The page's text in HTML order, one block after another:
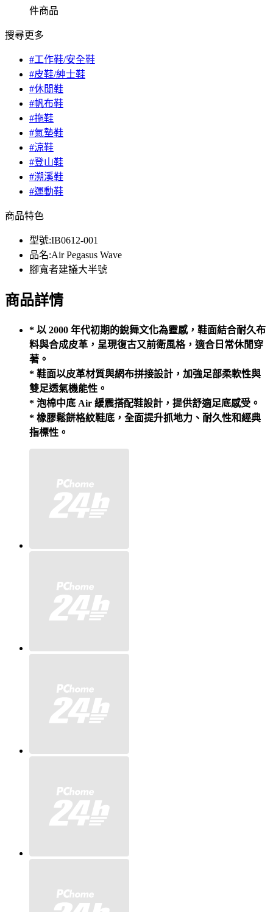
件商品
搜尋更多
#工作鞋/安全鞋
#皮鞋/紳士鞋
#休閒鞋
#帆布鞋
#拖鞋
#氣墊鞋
#涼鞋
#登山鞋
#溯溪鞋
#運動鞋
商品特色
型號:IB0612-001
品名:Air Pegasus Wave
腳寬者建議大半號
商品詳情
* 以 2000 年代初期的銳舞文化為靈感，鞋面結合耐久布
料與合成皮革，呈現復古又前衛風格，適合日常休閒穿
著。
* 鞋面以皮革材質與網布拼接設計，加強足部柔軟性與
雙足透氣機能性。
* 泡棉中底 Air 緩震搭配鞋設計，提供舒適足底感受。
* 橡膠鬆餅格紋鞋底，全面提升抓地力、耐久性和經典
指標性。